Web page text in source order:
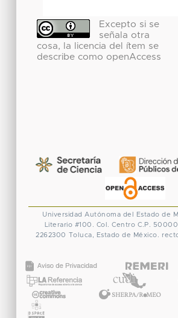
Excepto si se
señala otra
cosa, la licencia del ítem se
describe como openAccess
Universidad Autónoma del Estado de
Literario #100. Col. Centro C.P.
2262300 Toluca, Estado de México.